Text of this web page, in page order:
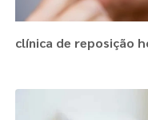
clínica de reposição